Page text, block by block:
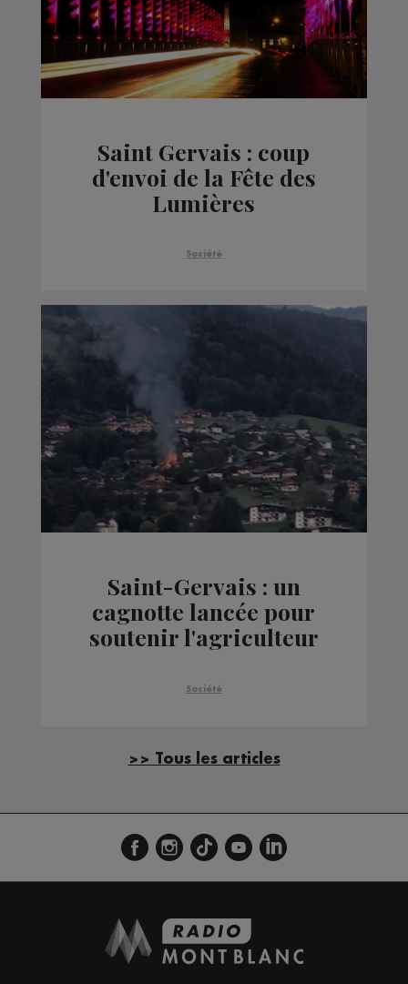
Saint Gervais : coup
d'envoi de la Fête des
Lumières
Société
Saint-Gervais : un
cagnotte lancée pour
soutenir l'agriculteur
sa ferme
Société
>> Tous les articles